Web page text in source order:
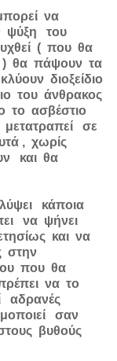
να
ψύξη του
( που θα
) θα πάψουν τα
διοξείδιο
του άνθρακος
το ασβέστιο
σε
, χωρίς
και θα
κάποια
να ψήνει
και να
στην
που θα
να το
αδρανές
σαν
βυθούς